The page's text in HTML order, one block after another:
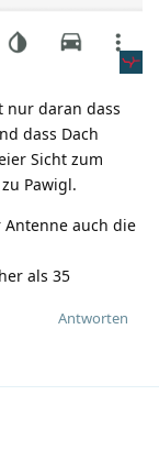
nur daran dass
dass Dach
Sicht zum
Pawigl.
auch die
als 35
Antworten